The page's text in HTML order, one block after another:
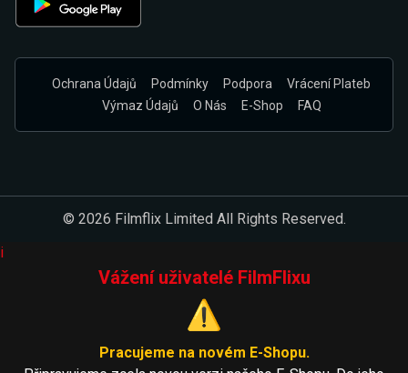
Ochrana Údajů Podmínky Podpora
Vrácení Plateb
Výmaz Údajů
O Nás E-Shop FAQ
© 2026 Filmflix Limited All Rights Reserved.
i
Vážení uživatelé FilmFlixu
⚠️
Pracujeme na novém E-Shopu.